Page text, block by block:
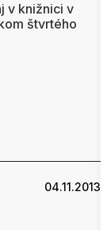
v knižnici v
štvrtého
04.11.2013